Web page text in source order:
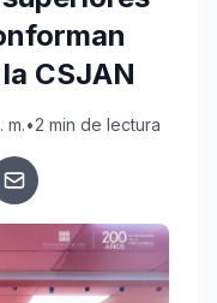
CSJAN
m.•2 min de lectura